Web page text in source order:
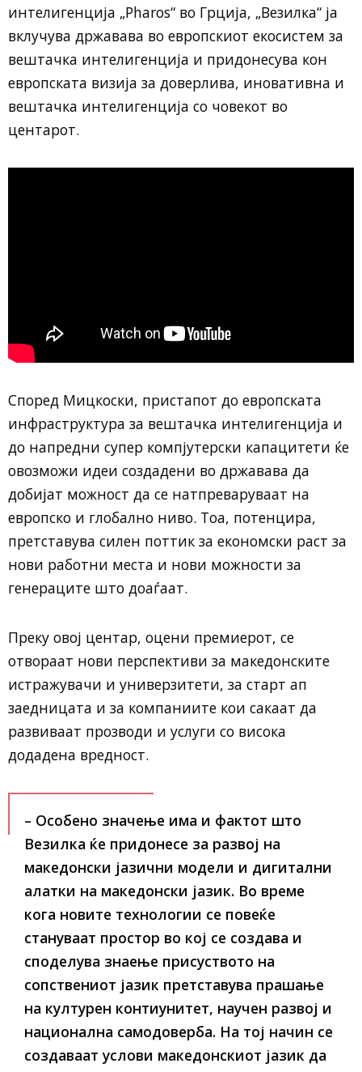
интелигенција „Pharos“ во Грција, „Везилка“ ја
вклучува државава во европскиот екосистем за
вештачка интелигенција и придонесува кон
европската визија за доверлива, иновативна и
вештачка интелигенција со човекот во
центарот.
Според Мицкоски, пристапот до европската
инфраструктура за вештачка интелигенција и
до напредни супер компјутерски капацитети ќе
овозможи идеи создадени во државава да
добијат можност да се натпреваруваат на
европско и глобално ниво. Тоа, потенцира,
претставува силен поттик за економски раст за
нови работни места и нови можности за
генераците што доаѓаат.
Преку овој центар, оцени премиерот, се
отвораат нови перспективи за македонските
истражувачи и универзитети, за старт ап
заедницата и за компаниите кои сакаат да
развиваат прозводи и услуги со висока
додадена вредност.
– Особено значење има и фактот што
Везилка ќе придонесе за развој на
македонски јазични модели и дигитални
алатки на македонски јазик. Во време
кога новите технологии се повеќе
стануваат простор во кој се создава и
споделува знаење присуството на
сопствениот јазик претставува прашање
на културен контиунитет, научен развој и
национална самодоверба. На тој начин се
создаваат услови македонскиот јазик да